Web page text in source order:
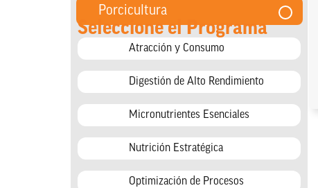
Porcicultura
Seleccione el Programa
Atracción y Consumo
Digestión de Alto Rendimiento
Micronutrientes Esenciales
Nutrición Estratégica
Optimización de Procesos